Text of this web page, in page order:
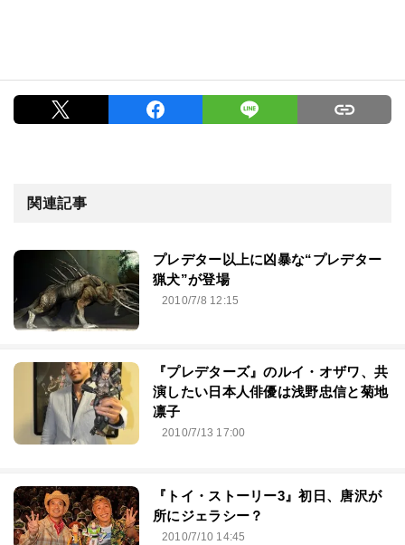
関連記事
プレデター以上に凶暴な“プレデター
猟犬”が登場
2010/7/8 12:15
『プレデターズ』のルイ・オザワ、共
演したい日本人俳優は浅野忠信と菊地
凛子
2010/7/13 17:00
『トイ・ストーリー3』初日、唐沢が
所にジェラシー？
2010/7/10 14:45